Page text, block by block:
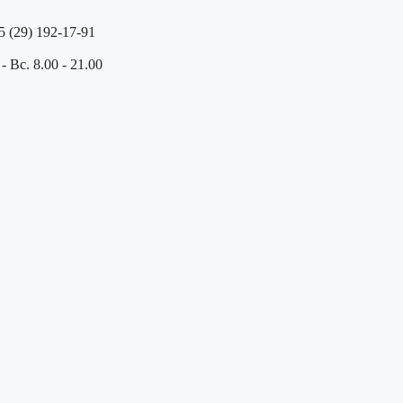
(29) 192-17-91
Вс. 8.00 - 21.00